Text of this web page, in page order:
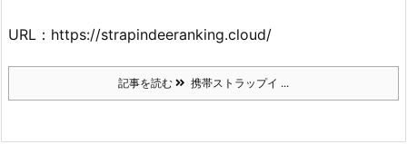
URL：https://strapindeeranking.cloud/
記事を読む 携帯ストラップイ ...